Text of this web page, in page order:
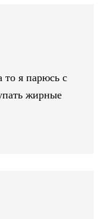
то я парюсь с
жирные